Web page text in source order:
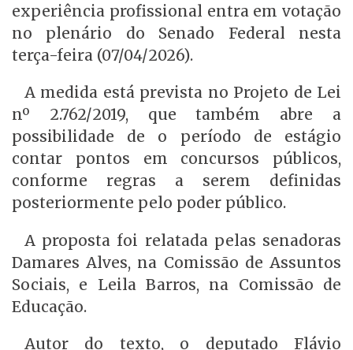
experiência profissional entra em votação
no plenário do Senado Federal nesta
terça-feira (07/04/2026).
A medida está prevista no Projeto de Lei
nº 2.762/2019, que também abre a
possibilidade de o período de estágio
contar pontos em concursos públicos,
conforme regras a serem definidas
posteriormente pelo poder público.
A proposta foi relatada pelas senadoras
Damares Alves, na Comissão de Assuntos
Sociais, e Leila Barros, na Comissão de
Educação.
Autor do texto, o deputado Flávio